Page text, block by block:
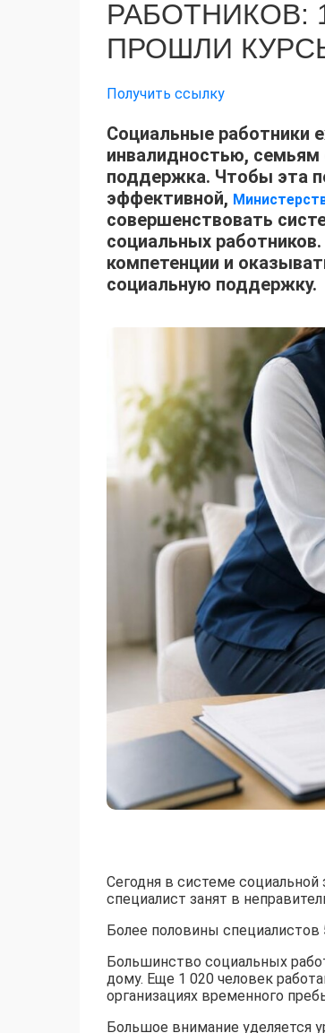
РАБОТНИКОВ:
ПРОШЛИ
Получить ссылку
Социальные
инвалидностью,
поддержка. Чтобы эта
эффективной,
совершенствовать
социальных
компетенции и
социальную поддержку.
Сегодня в системе
специалист занят в
Более половины специалистов
Большинство социальных
дому. Еще 1 020 человек
организациях временного
Большое внимание уделяется